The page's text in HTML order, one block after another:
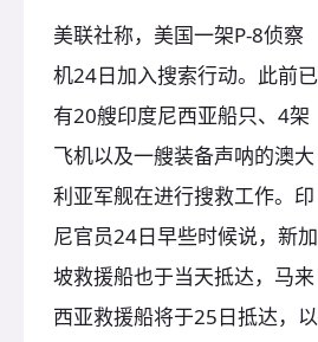
美联社称，美国一架P-8侦察
机24日加入搜索行动。此前已
有20艘印度尼西亚船只、4架
飞机以及一艘装备声呐的澳大
利亚军舰在进行搜救工作。印
尼官员24日早些时候说，新加
坡救援船也于当天抵达，马来
西亚救援船将于25日抵达，以